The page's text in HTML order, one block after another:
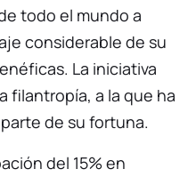
todo el mundo a
considerable de su
La iniciativa
filantropía, a la que ha
de su fortuna.
del 15% en